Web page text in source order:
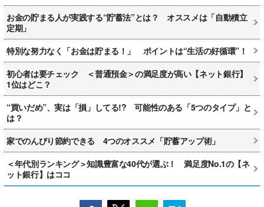
お金の貯まる人が実践する“貯蓄法”とは？ オススメは「自動積立
定期」
特別な努力なく「お金は貯まる！」 ポイントは“生活の好循環”！
初心者は要チェック ＜普通預金＞の満足度が高い【ネット銀行】
1位はどこ？
“買いだめ”、実は「損」してる!? 可能性のある「5つのタイプ」と
は？
家でのんびり節約できる 4つのオススメ「貯蓄アップ術」
＜年代別ランキング＞知識豊富な40代が選ぶ！ 満足度No.1の【ネ
ット銀行】はココ